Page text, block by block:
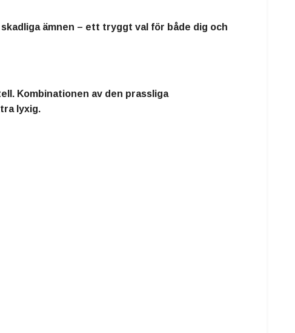
ämnen – ett tryggt val för både dig och
Kombinationen av den prassliga
lyxig.